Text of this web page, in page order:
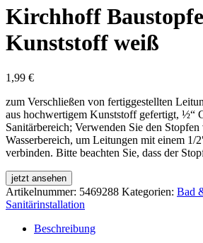
Kirchhoff
Kunststoff weiß
1,99 €
zum Verschließen von fertiggestellten
aus hochwertigem Kunststoff gefertigt, ½“
Sanitärbereich; Verwenden Sie den
Wasserbereich, um Leitungen mit einem 1/
verbinden. Bitte beachten Sie, dass der
jetzt ansehen
Artikelnummer: 5469288 Kategorien: Bad
Sanitärinstallation
Beschreibung